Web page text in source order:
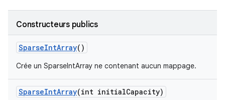
Constructeurs publics
SparseIntArray()
Crée un SparseIntArray ne contenant aucun mappage.
SparseIntArray(int initialCapacity)